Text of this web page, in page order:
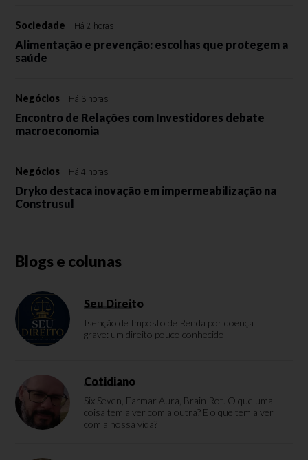
Sociedade Há 2 horas
Alimentação e prevenção: escolhas que protegem a
saúde
Negócios Há 3 horas
Encontro de Relações com Investidores debate
macroeconomia
Negócios Há 4 horas
Dryko destaca inovação em impermeabilização na
Construsul
Blogs e colunas
Seu Direito
Isenção de Imposto de Renda por doença
grave: um direito pouco conhecido
Cotidiano
Six Seven, Farmar Aura, Brain Rot. O que uma
coisa tem a ver com a outra? E o que tem a ver
com a nossa vida?